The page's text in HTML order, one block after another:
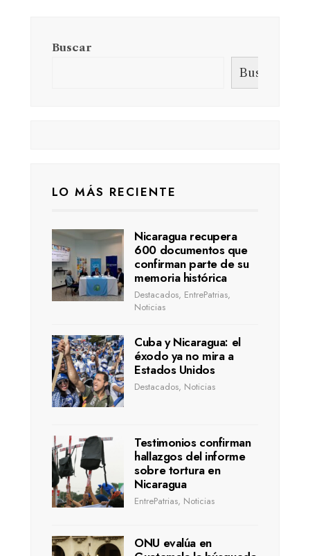
Buscar
Buscar
LO MÁS RECIENTE
Nicaragua recupera
600 documentos que
confirman parte de su
memoria histórica
Destacados, EntrePatrias,
Noticias
Cuba y Nicaragua: el
éxodo ya no mira a
Estados Unidos
Destacados, Noticias
Testimonios confirman
hallazgos del informe
sobre tortura en
Nicaragua
EntrePatrias, Noticias
ONU evalúa en